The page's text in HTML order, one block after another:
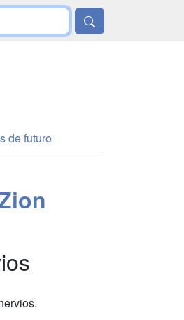
de futuro